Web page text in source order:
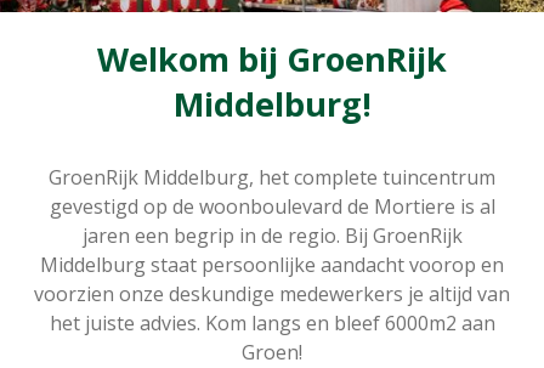
Welkom bij GroenRijk
Middelburg!
GroenRijk Middelburg, het complete tuincentrum
gevestigd op de woonboulevard de Mortiere is al
jaren een begrip in de regio. Bij GroenRijk
Middelburg staat persoonlijke aandacht voorop en
voorzien onze deskundige medewerkers je altijd van
het juiste advies. Kom langs en bleef 6000m2 aan
Groen!